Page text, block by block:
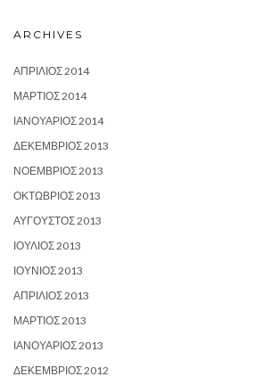
ARCHIVES
ΑΠΡΊΛΙΟΣ 2014
ΜΆΡΤΙΟΣ 2014
ΙΑΝΟΥΆΡΙΟΣ 2014
ΔΕΚΈΜΒΡΙΟΣ 2013
ΝΟΈΜΒΡΙΟΣ 2013
ΟΚΤΏΒΡΙΟΣ 2013
ΑΎΓΟΥΣΤΟΣ 2013
ΙΟΎΛΙΟΣ 2013
ΙΟΎΝΙΟΣ 2013
ΑΠΡΊΛΙΟΣ 2013
ΜΆΡΤΙΟΣ 2013
ΙΑΝΟΥΆΡΙΟΣ 2013
ΔΕΚΈΜΒΡΙΟΣ 2012